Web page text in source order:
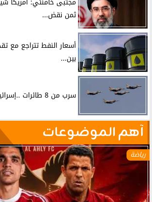
ثمن نقض...
أسعار النفط تتراجع مع
بين...
سرب من 8 طائرات ..إسرائيلي يخترق أجواء...
آهم الموضوعات
رياضة